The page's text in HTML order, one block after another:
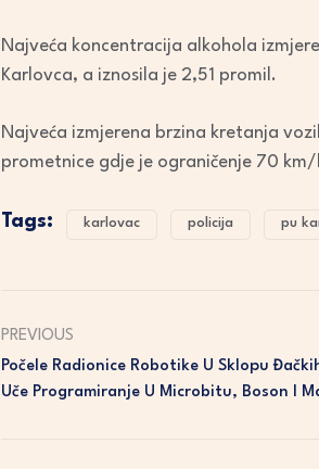
Najveća koncentracija alkohola
Karlovca, a iznosila je 2,51 promil.
Najveća izmjerena brzina kretanja
prometnice gdje je ograničenje 70 km/
Tags: karlovac policija pu
PREVIOUS
Počele Radionice Robotike U Sklopu
Uče Programiranje U Microbitu, Boson I